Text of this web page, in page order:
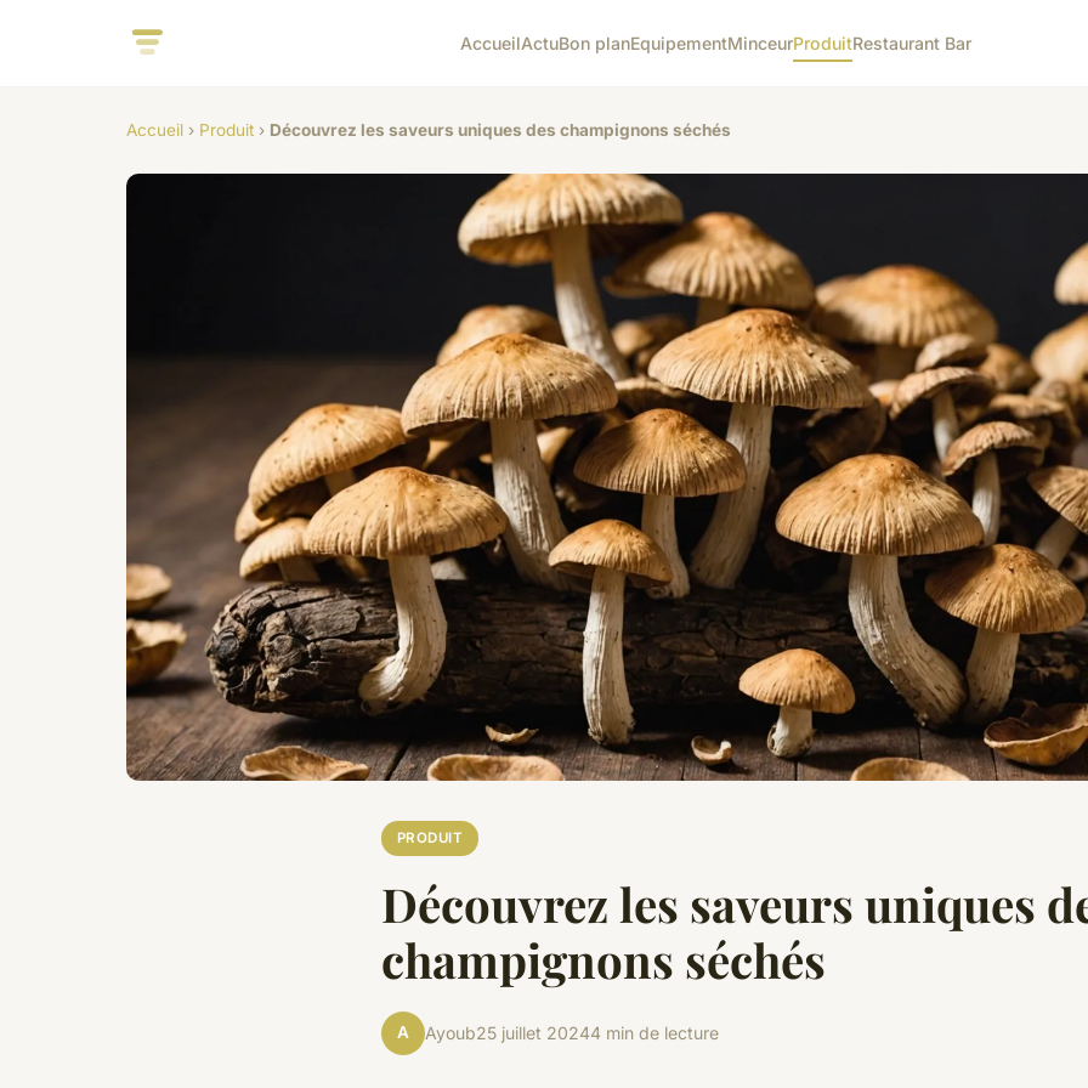
AccueilActuBon planEquipementMinceurProduitRestaurant Bar
Accueil › Produit › Découvrez les saveurs uniques des champignons séchés
PRODUIT
Découvrez les saveurs uniques
champignons séchés
A Ayoub25 juillet 20244 min de lecture